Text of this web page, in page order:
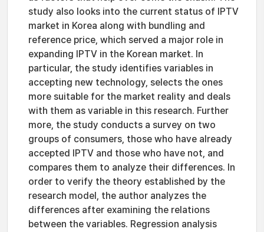
study also looks into the current status of IPTV
market in Korea along with bundling and
reference price, which served a major role in
expanding IPTV in the Korean market. In
particular, the study identifies variables in
accepting new technology, selects the ones
more suitable for the market reality and deals
with them as variable in this research. Further
more, the study conducts a survey on two
groups of consumers, those who have already
accepted IPTV and those who have not, and
compares them to analyze their differences. In
order to verify the theory established by the
research model, the author analyzes the
differences after examining the relations
between the variables. Regression analysis